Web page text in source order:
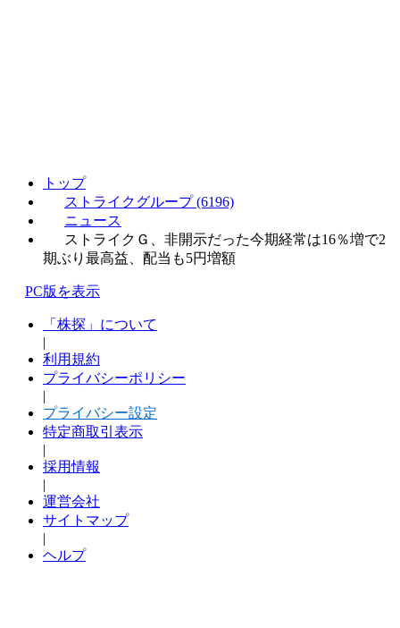
トップ
ストライクグループ (6196)
ニュース
ストライクＧ、非開示だった今期経常は16％増で2
期ぶり最高益、配当も5円増額
PC版を表示
「株探」について
|
利用規約
プライバシーポリシー
|
プライバシー設定
特定商取引表示
|
採用情報
|
運営会社
サイトマップ
|
ヘルプ